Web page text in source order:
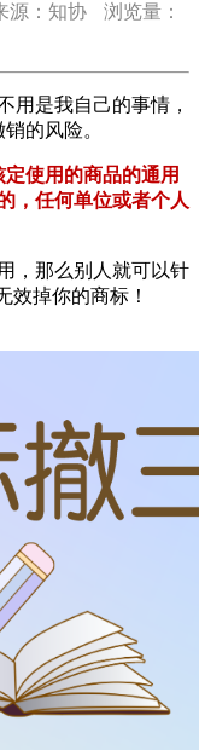
源：知协
浏览量：
用是我自己的事情，
的风险。
使用的商品的通用
，任何单位或者个人
，那么别人就可以针
效掉你的商标！